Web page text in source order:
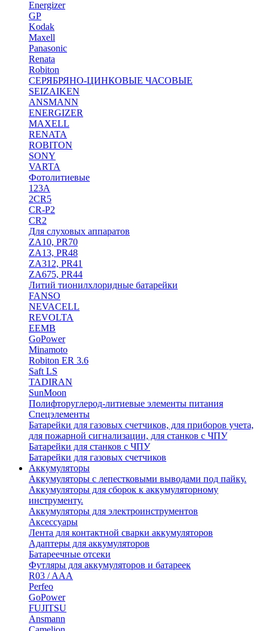
Energizer
GP
Kodak
Maxell
Panasonic
Renata
Robiton
СЕРЯБРЯНО-ЦИНКОВЫЕ ЧАСОВЫЕ
SEIZAIKEN
ANSMANN
ENERGIZER
MAXELL
RENATA
ROBITON
SONY
VARTA
Фотолитиевые
123A
2CR5
CR-P2
CR2
Для слуховых аппаратов
ZA10, PR70
ZA13, PR48
ZA312, PR41
ZA675, PR44
Литий тионилхлоридные батарейки
FANSO
NEVACELL
REVOLTA
EEMB
GoPower
Minamoto
Robiton ER 3.6
Saft LS
TADIRAN
SunMoon
Полифторуглерод-литиевые элементы питания
Спецэлементы
Батарейки для газовых счетчиков, для приборов учета,
для пожарной сигнализации, для станков с ЧПУ
Батарейки для станков с ЧПУ
Батарейки для газовых счетчиков
Аккумуляторы
Аккумуляторы с лепестковыми выводами под пайку.
Аккумуляторы для сборок к аккумуляторному
инструменту.
Аккумуляторы для электроинструментов
Аксессуары
Лента для контактной сварки аккумуляторов
Адаптеры для аккумуляторов
Батареечные отсеки
Футляры для аккумуляторов и батареек
R03 / AAA
Perfeo
GoPower
FUJITSU
Ansmann